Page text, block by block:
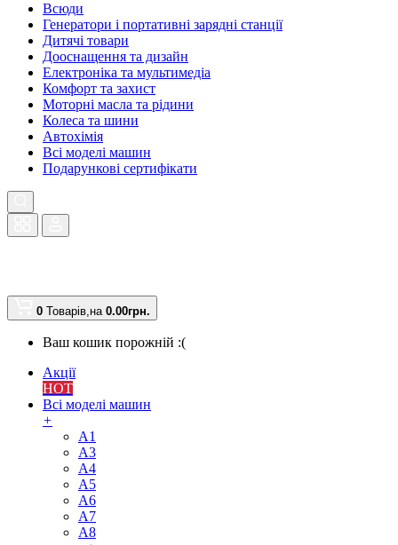
Всюди
Генератори і портативні зарядні станції
Дитячі товари
Дооснащення та дизайн
Електроніка та мультимедіа
Комфорт та захист
Моторні масла та рідини
Колеса та шини
Автохімія
Всі моделі машин
Подарункові сертифікати
0 Товарів,на 0.00грн.
Ваш кошик порожній :(
Акції
HOT
Всі моделі машин
+
A1
A3
A4
A5
A6
A7
A8